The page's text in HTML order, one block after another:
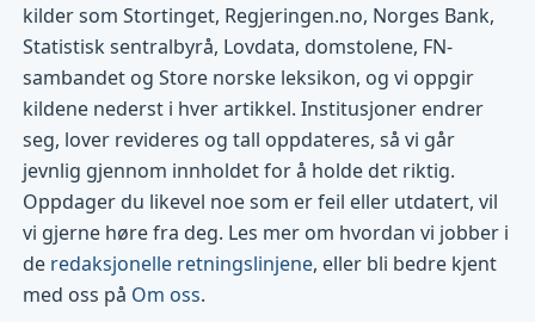
kilder som Stortinget, Regjeringen.no, Norges Bank,
Statistisk sentralbyrå, Lovdata, domstolene, FN-
sambandet og Store norske leksikon, og vi oppgir
kildene nederst i hver artikkel. Institusjoner endrer
seg, lover revideres og tall oppdateres, så vi går
jevnlig gjennom innholdet for å holde det riktig.
Oppdager du likevel noe som er feil eller utdatert, vil
vi gjerne høre fra deg. Les mer om hvordan vi jobber i
de redaksjonelle retningslinjene, eller bli bedre kjent
med oss på Om oss.